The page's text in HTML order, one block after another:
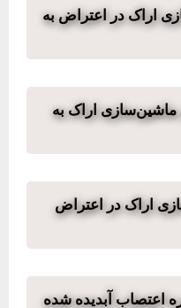
اراک در اعتراض به
ماشین‌سازی اراک به
اراک در اعتراض
اعتصاب آبدیده شده